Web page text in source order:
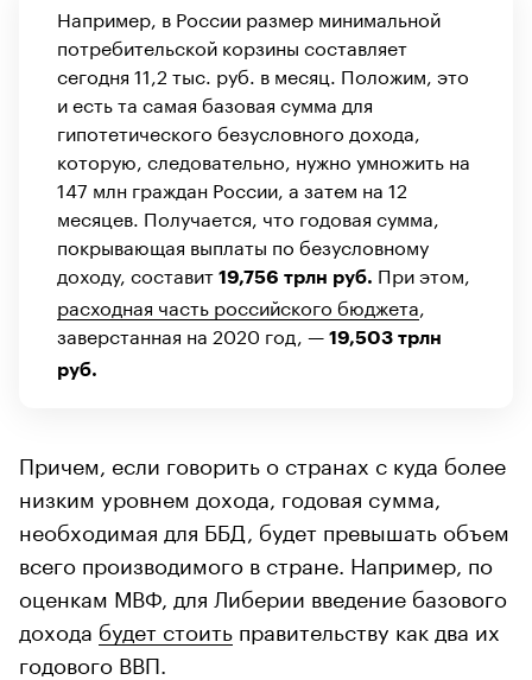
Например, в России размер минимальной
потребительской корзины составляет
сегодня 11,2 тыс. руб. в месяц. Положим, это
и есть та самая базовая сумма для
гипотетического безусловного дохода,
которую, следовательно, нужно умножить на
147 млн граждан России, а затем на 12
месяцев. Получается, что годовая сумма,
покрывающая выплаты по безусловному
доходу, составит 19,756 трлн руб. При этом,
расходная часть российского бюджета
заверстанная на 2020 год, — 19,503 трлн
руб.
Причем, если говорить о странах с куда более
низким уровнем дохода, годовая сумма,
необходимая для ББД, будет превышать объем
всего производимого в стране. Например, по
оценкам МВФ, для Либерии введение базового
дохода будет стоить правительству как два их
годового ВВП.